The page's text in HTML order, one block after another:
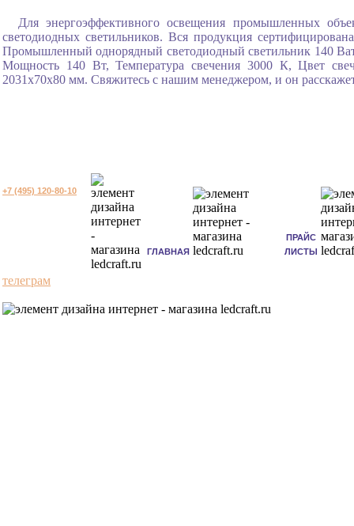
Для энергоэффективного освещения промышленных
светодиодных светильников. Вся продукция
Промышленный однорядный светодиодный светильник 140
Мощность 140 Вт, Температура свечения 3000 К, Цвет
2031x70x80 мм. Свяжитесь с нашим менеджером, и он
+7 (495) 120-80-10
ГЛАВНАЯ
ПРАЙС
ЛИСТЫ
телеграм